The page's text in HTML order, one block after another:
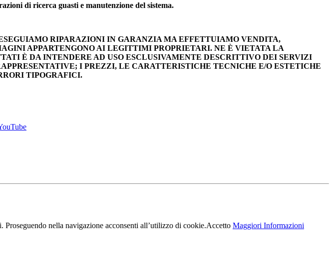
di ricerca guasti e manutenzione del sistema.
RIPARAZIONI IN GARANZIA MA EFFETTUIAMO VENDITA,
APPARTENGONO AI LEGITTIMI PROPRIETARI. NE È VIETATA LA
È DA INTENDERE AD USO ESCLUSIVAMENTE DESCRITTIVO DEI SERVIZI
I PREZZI, LE CARATTERISTICHE TECNICHE E/O ESTETICHE
TIPOGRAFICI.
nella navigazione acconsenti all’utilizzo di cookie.Accetto Maggiori Informazioni